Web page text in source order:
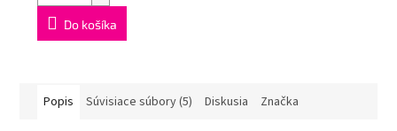
Do košíka
Popis Súvisiace súbory (5) Diskusia Značka